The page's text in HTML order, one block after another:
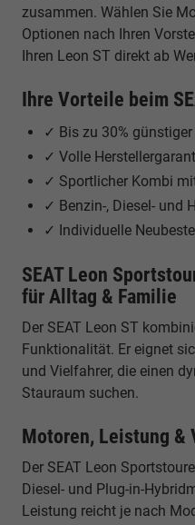
zusammen. Wählen Sie
Optionen nach Ihren
Ihren Leon ST direkt ab
Ihre Vorteile beim
✓ Bis zu 30%
✓ Volle
✓ Sportlicher Kombi
✓ Benzin-, Diesel- und
✓ Individuelle
SEAT Leon
für Alltag & Familie
Der SEAT Leon ST
Funktionalität. Er eignet
und Vielfahrer, die einen
Stauraum suchen.
Motoren, Leistung &
Der SEAT Leon
Diesel- und Plug-in-
Leistung reicht je nach